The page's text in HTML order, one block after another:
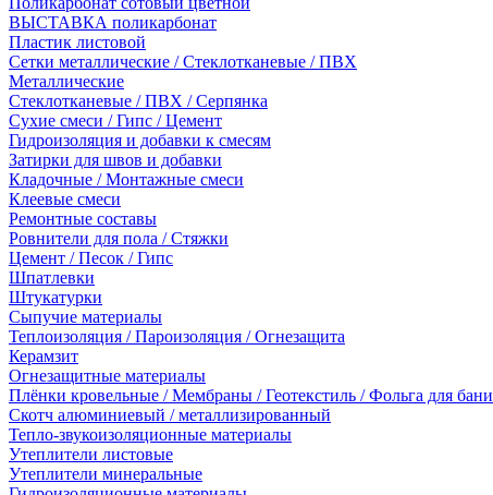
ВЫСТАВКА поликарбонат
Пластик листовой
Сетки металлические / Стеклотканевые / ПВХ
Металлические
Стеклотканевые / ПВХ / Серпянка
Сухие смеси / Гипс / Цемент
Гидроизоляция и добавки к смесям
Затирки для швов и добавки
Кладочные / Монтажные смеси
Клеевые смеси
Ремонтные составы
Ровнители для пола / Стяжки
Цемент / Песок / Гипс
Шпатлевки
Штукатурки
Сыпучие материалы
Теплоизоляция / Пароизоляция / Огнезащита
Керамзит
Огнезащитные материалы
Плёнки кровельные / Мембраны / Геотекстиль / Фольга для бани
Скотч алюминиевый / металлизированный
Тепло-звукоизоляционные материалы
Утеплители листовые
Утеплители минеральные